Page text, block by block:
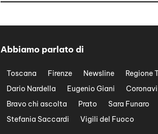
Abbiamo parlato di
Toscana Firenze Newsline
Regione
Dario Nardella
Eugenio Giani
Bravo chi ascolta
Prato
Sara Funaro
Stefania Saccardi
Vigili del Fuoco